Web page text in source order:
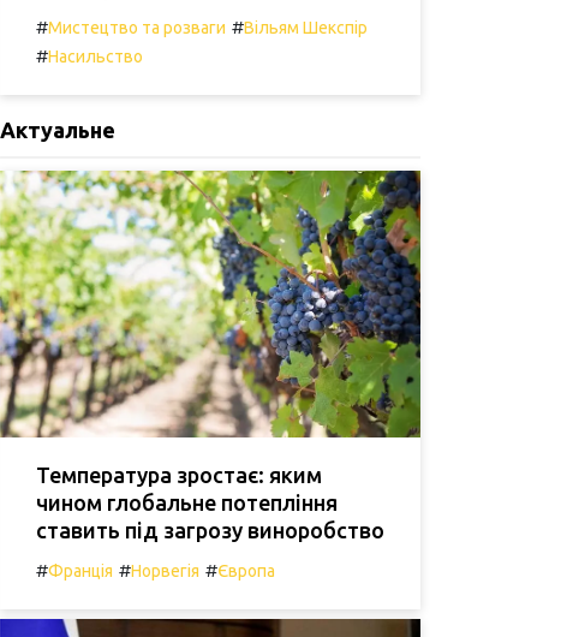
#Мистецтво та розваги #Вільям Шекспір
#Насильство
Актуальне
Температура зростає: яким
чином глобальне потепління
ставить під загрозу виноробство
#Франція #Норвегія #Європа